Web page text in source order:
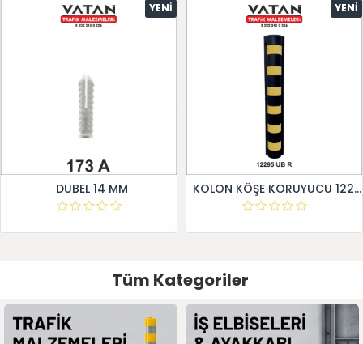
YENI
DUBEL 14 MM
YENI
KOLON KÖŞE KORUYUCU 12295 UB R
Tüm Kategoriler